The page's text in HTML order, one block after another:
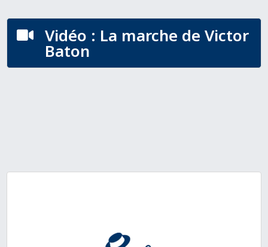
 Vidéo : La marche de Victor
Baton